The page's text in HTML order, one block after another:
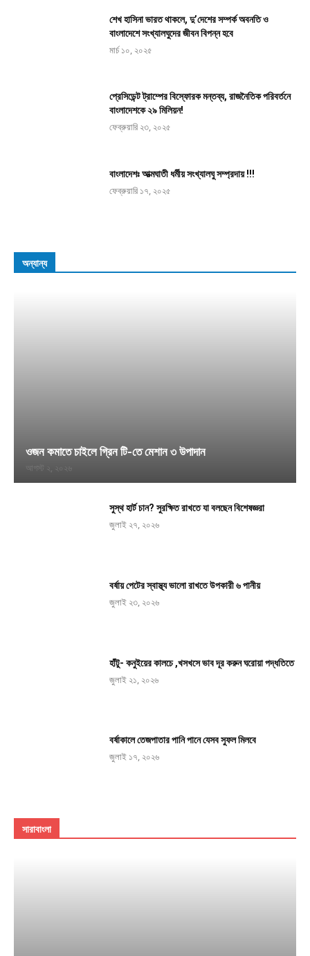
শেখ হাসিনা ভারত থাকলে, দু’দেশের সম্পর্ক অবনতি ও
বাংলাদেশে সংখ্যালঘুদের জীবন বিপন্ন হবে
মার্চ ১০, ২০২৫
প্রেসিডেন্ট ট্রাম্পের বিস্ফোরক মন্তব্য, রাজনৈতিক পরিবর্তনে
বাংলাদেশকে ২৯ মিলিয়ন!
ফেব্রুয়ারি ২৩, ২০২৫
বাংলাদেশঃ আত্মঘাতী ধর্মীয় সংখ্যালঘু সম্প্রদায় !!!
ফেব্রুয়ারি ১৭, ২০২৫
অন্যান্য
ওজন কমাতে চাইলে গ্রিন টি-তে মেশান ৩ উপাদান
আগস্ট ২, ২০২৬
সুস্থ হার্ট চান? সুরক্ষিত রাখতে যা বলছেন বিশেষজ্ঞরা
জুলাই ২৭, ২০২৬
বর্ষায় পেটের স্বাস্থ্য ভালো রাখতে উপকারী ৬ পানীয়
জুলাই ২৩, ২০২৬
হাঁটু- কনুইয়ের কালচে ,খসখসে ভাব দূর করুন ঘরোয়া পদ্ধতিতে
জুলাই ২১, ২০২৬
বর্ষাকালে তেজপাতার পানি পানে যেসব সুফল মিলবে
জুলাই ১৭, ২০২৬
সারাবাংলা